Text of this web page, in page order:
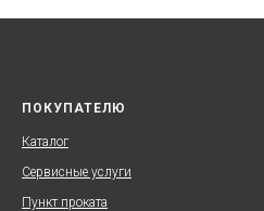
ПОКУПАТЕЛЮ
Каталог
Сервисные услуги
Пункт проката